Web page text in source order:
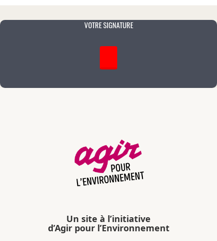
VOTRE SIGNATURE
Un site à l’initiative
d’Agir pour l’Environnement